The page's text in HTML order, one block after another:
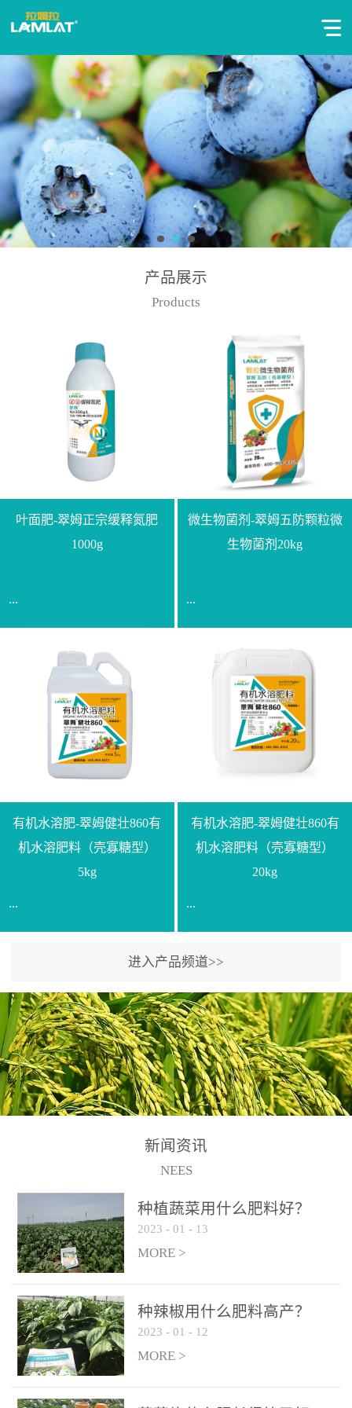
产品展示
Products
叶面肥-翠姆正宗缓释氮肥
1000g
...
【通用名称】脲甲醛缓释
氮肥【产品形态】水剂
【产品规格】1000g【技术
指标】N≥330g/L【企业标
准】Q/LML O01-2022【使
用方法】1、飞防：每亩
复配其他农药、肥料并提
高药效，间隔2-3周，可连
释均匀喷施苗床;移栽前一
天，用同样方法再喷施一
次。移栽前使用，储存在
苗株体内，移栽后，逐步
释放并快速补充营养。3、
作为补氮肥使用：30-100
倍喷施，在开花前期、幼
果期及采摘后各施一次，
间隔2-3周喷施一次。4、
作为叶面肥喷施使用：稀
周喷施一次。5、冲施及滴
灌：亩用量2-3公斤，冲施
进水75%后再进肥效果更
佳。
微生物菌剂-翠姆五防颗粒微
生物菌剂20kg
...
【通用名称】微生物菌剂
【产品剂型】颗粒【产品
规格】20kg【技术指标】
有效活菌数≥10.0亿/克【增
效物质】有机质≥40%;小分
子有机碳≥23%;壳寡糖
底肥：亩用本品40kg-
100kg可替代有机肥，配合
与复合肥、水溶肥或细土
混均后沟施、穴施、撒施
均可。3、沟施穴施:幼树
环状沟施，每棵用150-
200g，成年树放射状沟
施，每棵用0.5kg-1kg，可
拌肥施，也可拌土施。4、
拌苗床土：每平方米苗床
土用本品1kg-2kg与苗床土
混匀后播种。5、园林盆
土用本品30g-50g追肥或作
底肥。
有机水溶肥-翠姆健壮860有
机水溶肥料（壳寡糖型）
5kg
...
【通用名称】有机水溶肥
料【产品剂型】水剂【产
品规格】5kg、20kg【技术
指标】有机质≥200g/L、
N+K2O70g/L、PH:6.5-
8.5、水不溶物≤50g/L【执
行标准】NY/T3831-
(2019)准字15306号【使用
灌及无土栽培和营养液的
配方施肥。1、苗期冲施、
滴灌:3-5kg/亩/次(45-75kg/
公顷/次)。2、花前花后或
生长前期︰冲施、滴灌2.5-
5kg/亩/次配合大量元素水
溶肥一起使用，花芽、花
苞饱满，座果率高。3、幼
有机水溶肥-翠姆健壮860有
机水溶肥料（壳寡糖型）
20kg
...
【通用名称】有机水溶肥
料【产品剂型】水剂【产
品规格】5kg、20kg【技术
指标】有机质≥200g/L、
N+K2O70g/L、PH:6.5-
8.5、水不溶物≤50g/L【执
行标准】NY/T3831-
(2019)准字15306号【使用
方法】适合于基施、追
灌及无土栽培和营养液的
配方施肥。1、苗期冲施、
5kg/亩/次配合大量元素水
进入产品频道>>
新闻资讯
NEES
种植蔬菜用什么肥料好？
2023 - 01 - 13
MORE >
种辣椒用什么肥料高产？
2023 - 01 - 12
MORE >